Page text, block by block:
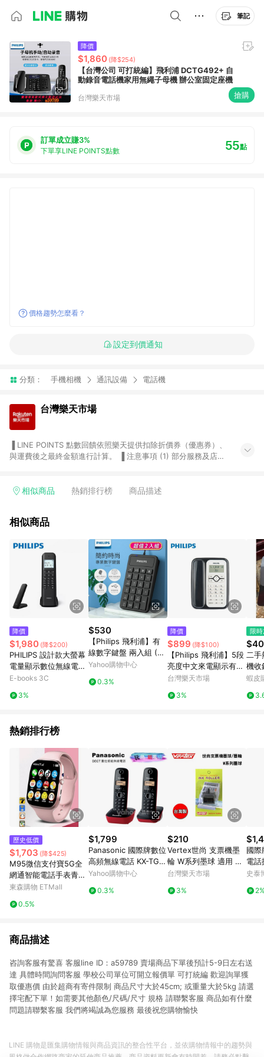
筆記
降價
$1,860 (降$254)
【台灣公司 可打統編】飛利浦 DCTG492+ 自
動錄音電話機家用無繩子母機 辦公室固定座機
台灣樂天市場 搶購
訂單成立賺3%
下單享LINE POINTS點數 55點
價格趨勢怎麼看？
設定到價通知
分類： 手機相機 通訊設備 電話機
台灣樂天市場
與運費後之最終金額進行計算。 ▐ 注意事項 (1) 部分服務及店家
Smart mobile、神腦生活、JS巨盛、樂天KOBO電子書，請詳閱
台灣樂天市場，並在同一瀏覽器於24小時內結帳，才享有 LINE
市場 45 天內完成訂單出貨及結帳，則不符合贈點資格。 (4) 如
使用APP、或中途瀏覽比價網、回饋網、Google等其他網頁、或
由網頁版(電腦版/手機版網頁)切換為App都將會造成追蹤中斷而
無法進行 LINE POINTS 回饋。 (5) LINE 購物為購物資訊整合性
平台，商品資料更新會有時間差，如顯示之商品規格、顏色、價
位、贈品與台灣樂天市場銷售網頁不符，以銷售網頁標示為準。
(6) 導購訂單已逾 365 天，根據台灣樂天回饋規定，逾期訂單將
點數回饋或點數回饋有爭議，台灣樂天市場保有更改條款與法律
追訴之權利，活動詳情以樂天市場網站公告為準。
相似商品 熱銷排行榜 商品描述
相似商品
降價
$1,980 (降$200)
PHILIPS 設計款大螢幕
電量顯示數位無線電
話-M4701B
E-books 3C
3%
$530
【Philips 飛利浦】有
線數字鍵盤 兩入組 (SP
K6106*2)
Yahoo購物中心
0.3%
降價
$899 (降$100)
【Philips 飛利浦】5段
亮度中文來電顯示有線
電話 黑色【三井3C】
台灣樂天市場
3%
限
二
機收
生財
蝦皮
熱銷排行榜
歷史低價
$1,703 (降$425)
M95微信支付寶5G全
網通智能電話手表青少
年可插卡學生兒童男女
東森購物 ETMall
0.5%
$1,799
Panasonic 國際牌數位
高頻無線電話 KX-TG1
612 (發財紅)
Yahoo購物中心
0.3%
$210
Vertex世尚 支票機墨
輪 W系列墨球 適用 W-
9000 W6000 W-3000
台灣樂天市場
3%
國
電話
史泰
商品描述
咨詢客服有驚喜 客服line ID：a59789 賣場商品下單後預計5-9日左右送
達 具體時間詢問客服 學校公司單位可開立報價單 可打統編 歡迎詢單獲
取優惠價 由於超商有寄件限制 商品尺寸大於45cm; 或重量大於5kg 請選
擇宅配下單！如需要其他顏色/尺碼/尺寸 規格 請聯繫客服 商品如有什麼
問題請聯繫客服 我們將竭誠為您服務 最後祝您購物愉快
LINE 購物是匯集購物情報與商品資訊的整合性平台，並依購物情報中的趨勢與